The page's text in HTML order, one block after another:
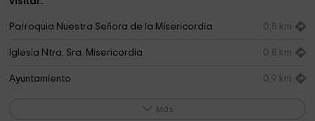
Parroquia Nuestra Señora de la Misericordia 0,8 km
Iglesia Ntra. Sra. Misericordia 0,8 km
Ayuntamiento 0,9 km
Ayuntamiento de Banyeres de Mariola
Más